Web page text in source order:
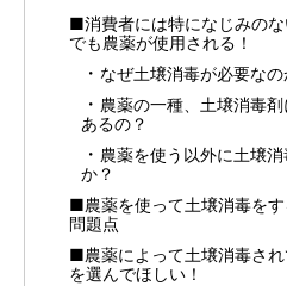
■消費者には特になじみのな
でも農薬が使用される！
なぜ土壌消毒が必要なの
農薬の一種、土壌消毒
あるの？
農薬を使う以外に土壌
か？
■農薬を使って土壌消毒を
問題点
■農薬によって土壌消毒さ
を選んでほしい！